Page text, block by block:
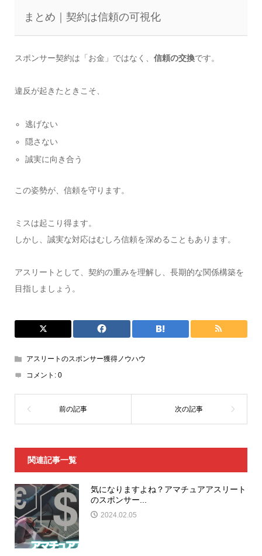
まとめ｜契約は信頼の可視化
スポンサー契約は「お金」ではなく、 信頼の交換です。
違反が起きたときこそ、
逃げない
隠さない
誠実に向き合う
この姿勢が、信頼を守ります。
ミスは起こり得ます。
しかし、誠実な対応はむしろ信頼を深めることもあります。
アスリートとして、契約の重みを理解し、長期的な関係構築を
目指しましょう。
アスリートのスポンサー獲得ノウハウ
コメント: 0
関連記事一覧
気になりますよね？アマチュアアスリート
のスポンサー...
2024.02.05